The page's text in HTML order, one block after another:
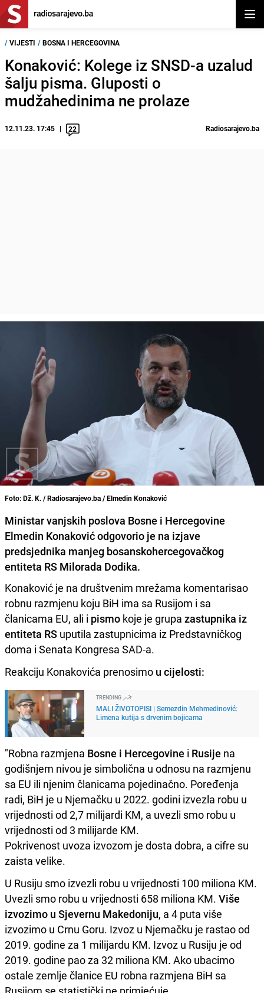
/ VIJESTI / BOSNA I HERCEGOVINA
Konaković: Kolege iz SNSD-a uzalud
šalju pisma. Gluposti o
mudžahedinima ne prolaze
12.11.23. 17:45 22 Radiosarajevo.ba
Foto: Dž. K. / Radiosarajevo.ba / Elmedin Konaković
Ministar vanjskih poslova Bosne i Hercegovine
Elmedin Konaković odgovorio je na izjave
predsjednika manjeg bosanskohercegovačkog
entiteta RS Milorada Dodika.
Konaković je na društvenim mrežama komentarisao
robnu razmjenu koju BiH ima sa Rusijom i sa
članicama EU, ali i pismo koje je grupa zastupnika iz
entiteta RS uputila zastupnicima iz Predstavničkog
doma i Senata Kongresa SAD-a.
Reakciju Konakovića prenosimo u cijelosti:
TRENDING
MALI ŽIVOTOPISI | Semezdin Mehmedinović:
Limena kutija s drvenim bojicama
"Robna razmjena Bosne i Hercegovine i Rusije na
godišnjem nivou je simbolična u odnosu na razmjenu
sa EU ili njenim članicama pojedinačno. Poređenja
radi, BiH je u Njemačku u 2022. godini izvezla robu u
vrijednosti od 2,7 milijardi KM, a uvezli smo robu u
vrijednosti od 3 milijarde KM.
Pokrivenost uvoza izvozom je dosta dobra, a cifre su
zaista velike.
U Rusiju smo izvezli robu u vrijednosti 100 miliona KM.
Uvezli smo robu u vrijednosti 658 miliona KM. Više
izvozimo u Sjevernu Makedoniju, a 4 puta više
izvozimo u Crnu Goru. Izvoz u Njemačku je rastao od
2019. godine za 1 milijardu KM. Izvoz u Rusiju je od
2019. godine pao za 32 miliona KM. Ako ubacimo
ostale zemlje članice EU robna razmjena BiH sa